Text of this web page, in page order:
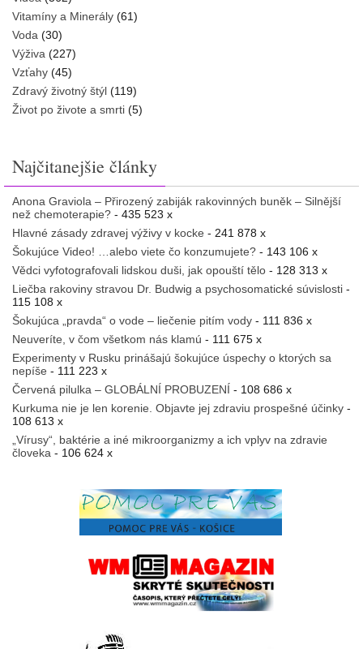
Vitamíny a Minerály (61)
Voda (30)
Výživa (227)
Vzťahy (45)
Zdravý životný štýl (119)
Život po živote a smrti (5)
Najčitanejšie články
Anona Graviola – Přirozený zabiják rakovinných buněk – Silnější
než chemoterapie? - 435 523 x
Hlavné zásady zdravej výživy v kocke - 241 878 x
Šokujúce Video! …alebo viete čo konzumujete? - 143 106 x
Vědci vyfotografovali lidskou duši, jak opouští tělo - 128 313 x
Liečba rakoviny stravou Dr. Budwig a psychosomatické súvislosti -
115 108 x
Šokujúca „pravda“ o vode – liečenie pitím vody - 111 836 x
Neuveríte, v čom všetkom nás klamú - 111 675 x
Experimenty v Rusku prinášajú šokujúce úspechy o ktorých sa
nepíše - 111 223 x
Červená pilulka – GLOBÁLNÍ PROBUZENÍ - 108 686 x
Kurkuma nie je len korenie. Objavte jej zdraviu prospešné účinky -
108 613 x
„Vírusy“, baktérie a iné mikroorganizmy a ich vplyv na zdravie
človeka - 106 624 x